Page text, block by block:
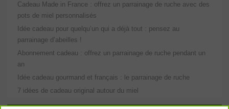
Cadeau Made in France : offrez un parrainage de ruche avec des
pots de miel personnalisés
Idée cadeau pour quelqu’un qui a déjà tout : pensez au
parrainage d’abeilles !
Abonnement cadeau : offrez un parrainage de ruche pendant un
an
Idée cadeau gourmand et français : le parrainage de ruche
7 idées de cadeau original autour du miel